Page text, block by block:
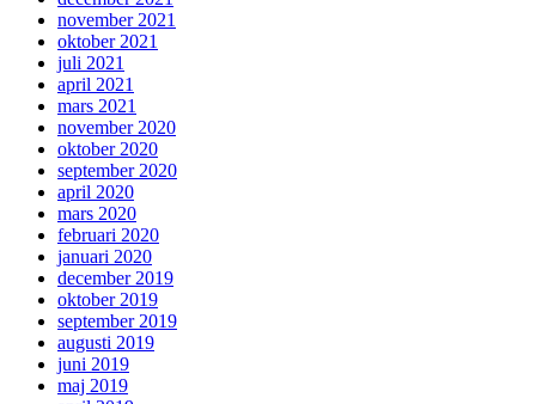
november 2021
oktober 2021
juli 2021
april 2021
mars 2021
november 2020
oktober 2020
september 2020
april 2020
mars 2020
februari 2020
januari 2020
december 2019
oktober 2019
september 2019
augusti 2019
juni 2019
maj 2019